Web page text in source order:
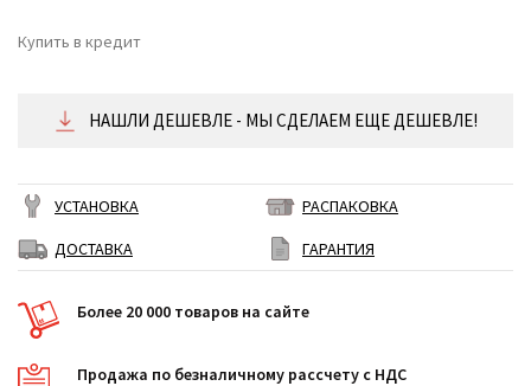
Купить в кредит
от 117 ₴/месяц
НАШЛИ ДЕШЕВЛЕ - МЫ СДЕЛАЕМ ЕЩЕ ДЕШЕВЛЕ!
УСТАНОВКА
РАСПАКОВКА
ДОСТАВКА
ГАРАНТИЯ
Более 20 000 товаров на сайте
Продажа по безналичному рассчету с НДС